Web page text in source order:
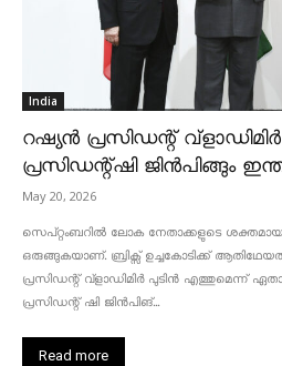
India
റഷ്യൻ പ്രസിഡന്റ്
പ്രസിഡന്റ്ഷി ജിൻപിങ്ങും
May 20, 2026
സെപ്റ്റംബറിൽ ലോക നേതാക്കളുടെ
ഒരുങ്ങുകയാണ്. ബ്രിക്സ് ഉച്ചകോടിക്ക്
പ്രസിഡന്റ് വ്‌ളാഡിമിർ പുടിൻ എത്തുമെന്ന്
പ്രസിഡന്റ് ഷി ജിൻപിങ്...
Read more